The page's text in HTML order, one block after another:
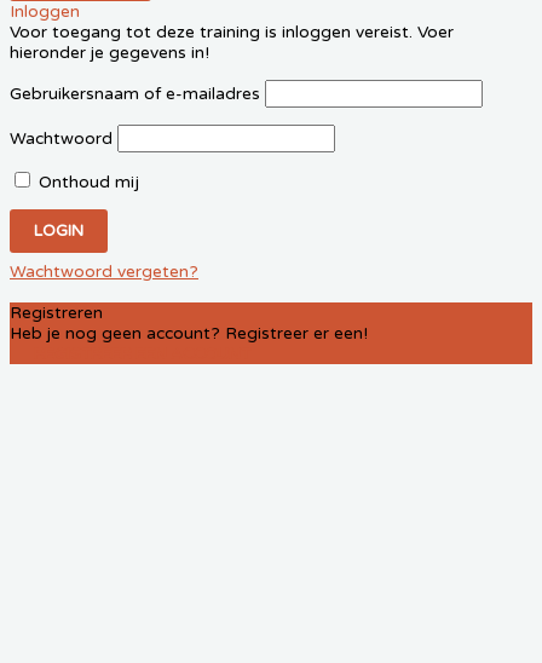
Inloggen
Voor toegang tot deze training is inloggen vereist. Voer
hieronder je gegevens in!
Gebruikersnaam of e-mailadres
Wachtwoord
Onthoud mij
Wachtwoord vergeten?
Registreren
Heb je nog geen account? Registreer er een!